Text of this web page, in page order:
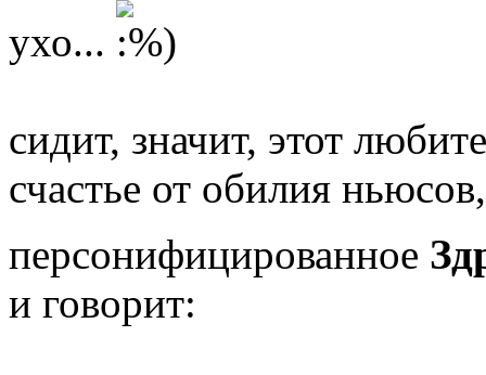
ухо...
сидит, значит, этот
счастье от обилия
персонифицированное
и говорит: